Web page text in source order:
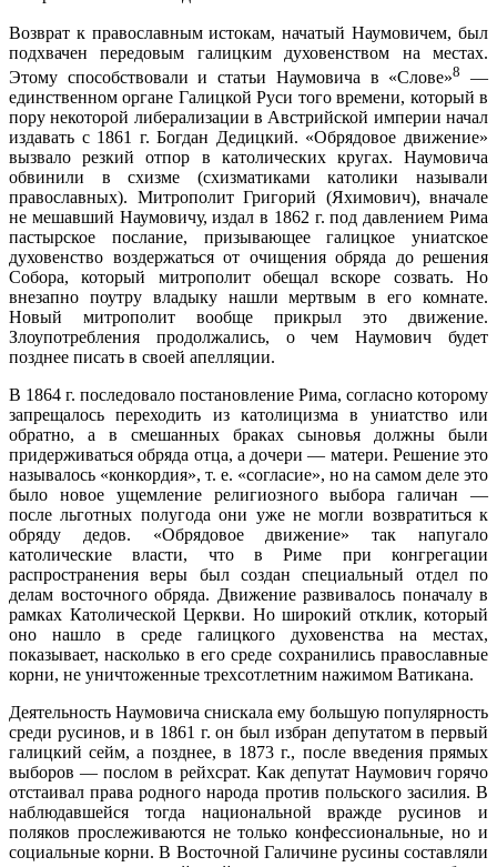
Возврат к православным истокам, начатый Наумовичем, был
подхвачен передовым галицким духовенством на местах.
Этому способствовали и статьи Наумовича в «Слове»8
—
единственном органе Галицкой Руси того времени, который в
пору некоторой либерализации в Австрийской империи начал
издавать с 1861 г. Богдан Дедицкий. «Обрядовое движение»
вызвало резкий отпор в католических кругах. Наумовича
обвинили в схизме (схизматиками католики называли
православных). Митрополит Григорий (Яхимович), вначале
не мешавший Наумовичу, издал в 1862 г. под давлением Рима
пастырское послание, призывающее галицкое униатское
духовенство воздержаться от очищения обряда до решения
Собора, который митрополит обещал вскоре созвать. Но
внезапно поутру владыку нашли мертвым в его комнате.
Новый митрополит вообще прикрыл это движение.
Злоупотребления продолжались, о чем Наумович будет
позднее писать в своей апелляции.
В 1864 г. последовало постановление Рима, согласно которому
запрещалось переходить из католицизма в униатство или
обратно, а в смешанных браках сыновья должны были
придерживаться обряда отца, а дочери — матери. Решение это
называлось «конкордия», т. е. «согласие», но на самом деле это
было новое ущемление религиозного выбора галичан —
после льготных полугода они уже не могли возвратиться к
обряду дедов. «Обрядовое движение» так напугало
католические власти, что в Риме при конгрегации
распространения веры был создан специальный отдел по
делам восточного обряда. Движение развивалось поначалу в
рамках Католической Церкви. Но широкий отклик, который
оно нашло в среде галицкого духовенства на местах,
показывает, насколько в его среде сохранились православные
корни, не уничтоженные трехсотлетним нажимом Ватикана.
Деятельность Наумовича снискала ему большую популярность
среди русинов, и в 1861 г. он был избран депутатом в первый
галицкий сейм, а позднее, в 1873 г., после введения прямых
выборов — послом в рейхсрат. Как депутат Наумович горячо
отстаивал права родного народа против польского засилия. В
наблюдавшейся тогда национальной вражде русинов и
поляков прослеживаются не только конфессиональные, но и
социальные корни. В Восточной Галичине русины составляли